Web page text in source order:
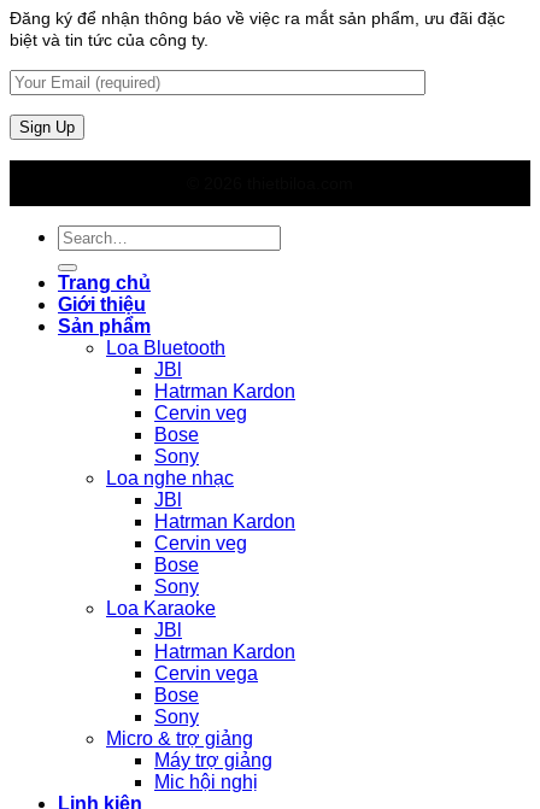
Đăng ký để nhận thông báo về việc ra mắt sản phẩm, ưu đãi đặc
biệt và tin tức của công ty.
Search
for:
Trang chủ
Giới thiệu
Sản phẩm
Loa Bluetooth
JBl
Hatrman Kardon
Cervin veg
Bose
Sony
Loa nghe nhạc
JBl
Hatrman Kardon
Cervin veg
Bose
Sony
Loa Karaoke
JBl
Hatrman Kardon
Cervin vega
Bose
Sony
Micro & trợ giảng
Máy trợ giảng
Mic hội nghị
Linh kiện